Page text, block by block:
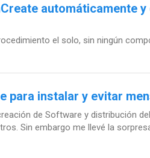
automáticamente
el solo, sin ningún
para instalar y evitar
de Software y distribución
Sin embargo me llevé la